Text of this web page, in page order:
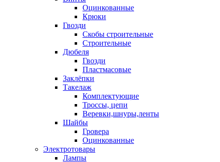
Оцинкованные
Крюки
Гвозди
Скобы строительные
Строительные
Дюбеля
Гвозди
Пластмасовые
Заклёпки
Такелаж
Комплектующие
Троссы, цепи
Веревки,шнуры,ленты
Шайбы
Гровера
Оцинкованные
Электротовары
Лампы